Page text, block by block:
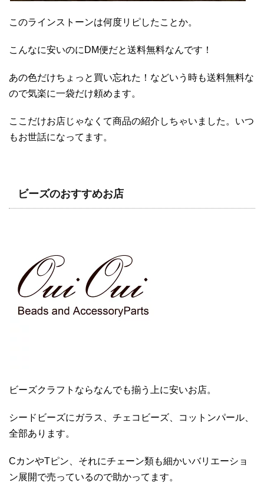
このラインストーンは何度リピしたことか。
こんなに安いのにDM便だと送料無料なんです！
あの色だけちょっと買い忘れた！などいう時も送料無料な
ので気楽に一袋だけ頼めます。
ここだけお店じゃなくて商品の紹介しちゃいました。いつ
もお世話になってます。
ビーズのおすすめお店
ビーズクラフトならなんでも揃う上に安いお店。
シードビーズにガラス、チェコビーズ、コットンパール、
全部あります。
CカンやTピン、それにチェーン類も細かいバリエーショ
ン展開で売っているので助かってます。